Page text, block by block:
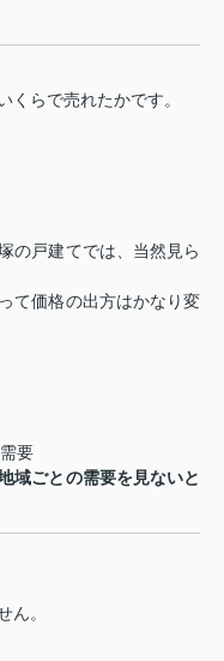
くらで売れたかです。
の戸建てでは、当然見ら
て価格の出方はかなり変
要
域ごとの需要を見ないと
ん。